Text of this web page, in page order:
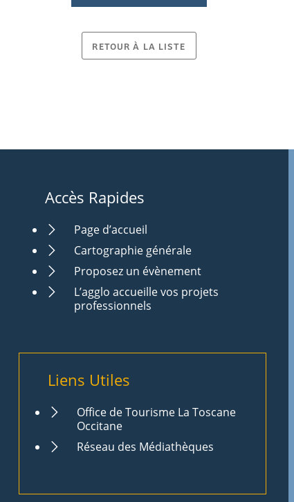
RETOUR À LA LISTE
Accès Rapides
Page d’accueil
Cartographie générale
Proposez un évènement
L’agglo accueille vos projets
professionnels
Liens Utiles
Office de Tourisme La Toscane
Occitane
Réseau des Médiathèques